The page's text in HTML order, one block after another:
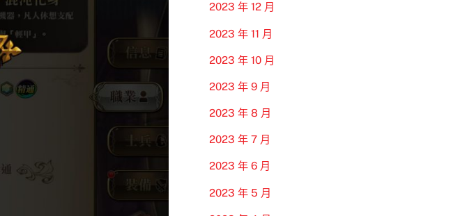
2023 年 12 月
2023 年 11 月
2023 年 10 月
2023 年 9 月
2023 年 8 月
2023 年 7 月
2023 年 6 月
2023 年 5 月